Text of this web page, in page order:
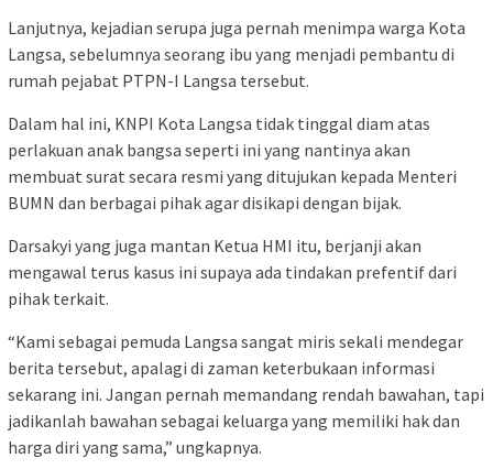
Lanjutnya, kejadian serupa juga pernah menimpa warga Kota
Langsa, sebelumnya seorang ibu yang menjadi pembantu di
rumah pejabat PTPN-I Langsa tersebut.
Dalam hal ini, KNPI Kota Langsa tidak tinggal diam atas
perlakuan anak bangsa seperti ini yang nantinya akan
membuat surat secara resmi yang ditujukan kepada Menteri
BUMN dan berbagai pihak agar disikapi dengan bijak.
Darsakyi yang juga mantan Ketua HMI itu, berjanji akan
mengawal terus kasus ini supaya ada tindakan prefentif dari
pihak terkait.
“Kami sebagai pemuda Langsa sangat miris sekali mendegar
berita tersebut, apalagi di zaman keterbukaan informasi
sekarang ini. Jangan pernah memandang rendah bawahan, tapi
jadikanlah bawahan sebagai keluarga yang memiliki hak dan
harga diri yang sama,” ungkapnya.